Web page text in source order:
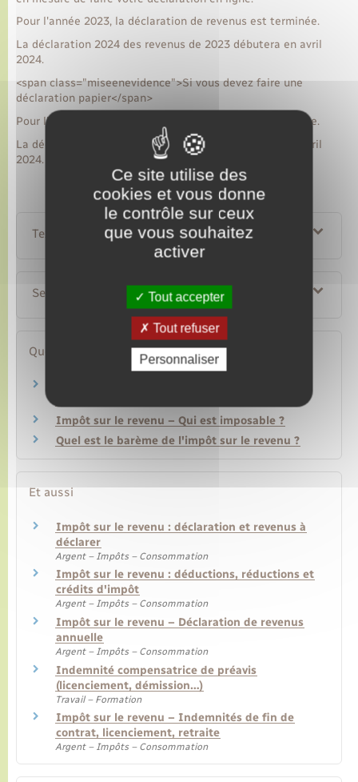
Pour l'année 2023, la déclaration de revenus est terminée.
La déclaration 2024 des revenus de 2023 débutera en avril
2024.
<span class="miseenevidence">Si vous devez faire une
déclaration papier</span>
Pour l'année 2023, la déclaration de revenus est terminée.
La déclaration 2024 des revenus de 2023 débutera en avril
2024.
Textes de référence
Services en ligne et formulaires
Questions ? Réponses !
Impôt sur le revenu – Qui est imposable ?
Quel est le barème de l'impôt sur le revenu ?
Et aussi
Impôt sur le revenu : déclaration et revenus à
déclarer
Argent – Impôts – Consommation
Impôt sur le revenu : déductions, réductions et
crédits d'impôt
Argent – Impôts – Consommation
Impôt sur le revenu – Déclaration de revenus
annuelle
Argent – Impôts – Consommation
Indemnité compensatrice de préavis
(licenciement, démission…)
Travail – Formation
Impôt sur le revenu – Indemnités de fin de
contrat, licenciement, retraite
Argent – Impôts – Consommation
Ce site utilise des
cookies et vous donne
le contrôle sur ceux
que vous souhaitez
activer
Tout accepter
Tout refuser
Personnaliser